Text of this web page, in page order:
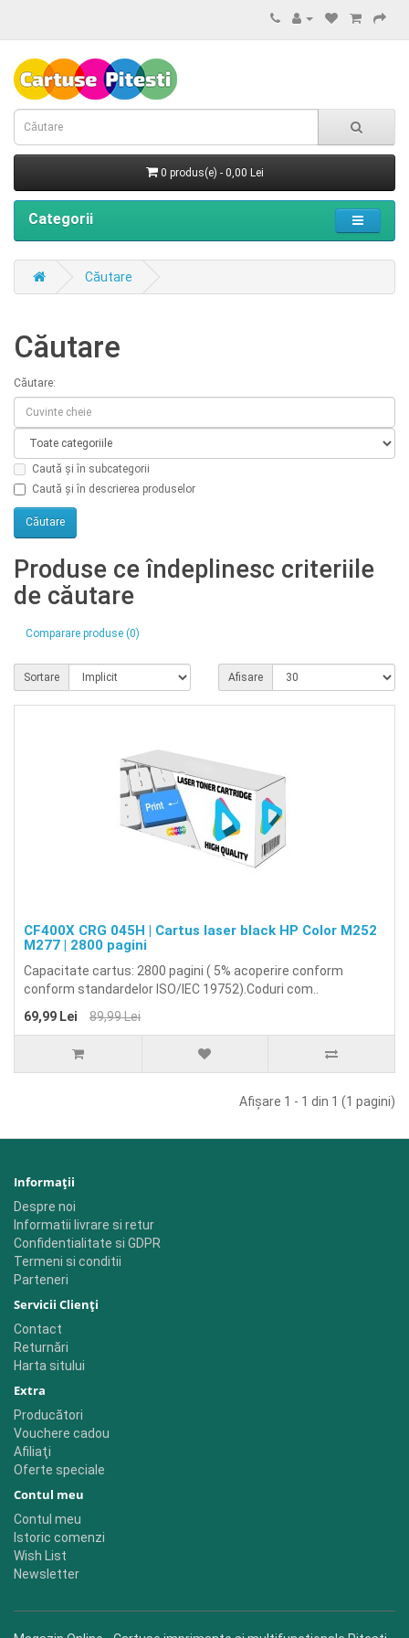
0 produs(e) - 0,00 Lei
Categorii
Căutare
Căutare
Căutare:
Caută și în subcategorii
Caută și în descrierea produselor
Produse ce îndeplinesc criteriile
de căutare
Comparare produse (0)
Sortare Afisare
CF400X CRG 045H | Cartus laser black HP Color M252
M277 | 2800 pagini
Capacitate cartus: 2800 pagini ( 5% acoperire conform
conform standardelor ISO/IEC 19752).Coduri com..
69,99 Lei
89,99 Lei
Afişare 1 - 1 din 1 (1 pagini)
Informaţii
Despre noi
Informatii livrare si retur
Confidentialitate si GDPR
Termeni si conditii
Parteneri
Servicii Clienţi
Contact
Returnări
Harta sitului
Extra
Producători
Vouchere cadou
Afiliaţi
Oferte speciale
Contul meu
Contul meu
Istoric comenzi
Wish List
Newsletter